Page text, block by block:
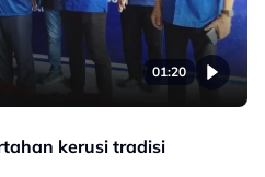
01:20
kerusi tradisi